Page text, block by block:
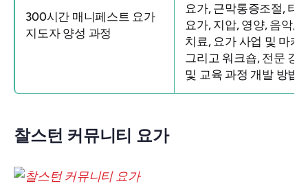
300시간 매니페스트 요가
지도자 양성 과정
요가, 근막통증조절, 타
요가, 지압, 영양, 음악,
치료, 요가 사업 및 마케
그리고 워크숍, 전문 강
및 교육 과정 개발 방법.
찰스턴 커뮤니티 요가